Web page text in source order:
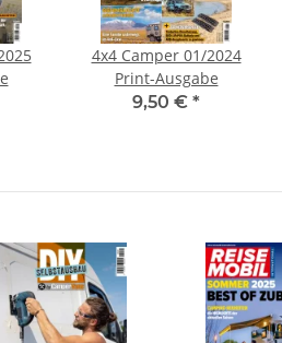
4x4 Camper 01/2024
Print-Ausgabe
9,50 € *